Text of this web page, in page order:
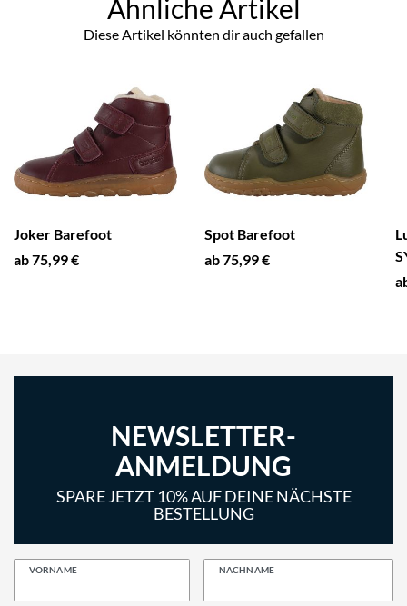
Ähnliche Artikel
Diese Artikel könnten dir auch gefallen
Joker Barefoot
ab 75,99 €
Spot Barefoot
ab 75,99 €
NEWSLETTER-
ANMELDUNG
SPARE JETZT 10% AUF DEINE NÄCHSTE
BESTELLUNG
VORNAME NACHNAME